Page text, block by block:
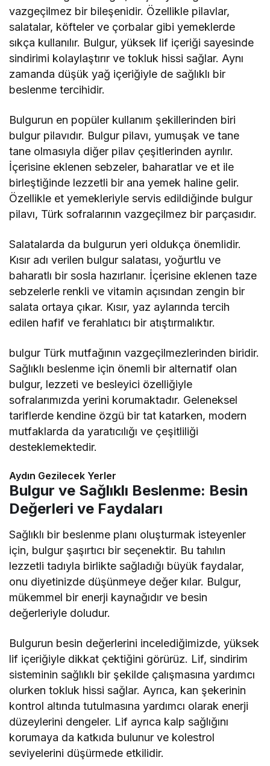
vazgeçilmez bir bileşenidir. Özellikle pilavlar,
salatalar, köfteler ve çorbalar gibi yemeklerde
sıkça kullanılır. Bulgur, yüksek lif içeriği sayesinde
sindirimi kolaylaştırır ve tokluk hissi sağlar. Aynı
zamanda düşük yağ içeriğiyle de sağlıklı bir
beslenme tercihidir.
Bulgurun en popüler kullanım şekillerinden biri
bulgur pilavıdır. Bulgur pilavı, yumuşak ve tane
tane olmasıyla diğer pilav çeşitlerinden ayrılır.
İçerisine eklenen sebzeler, baharatlar ve et ile
birleştiğinde lezzetli bir ana yemek haline gelir.
Özellikle et yemekleriyle servis edildiğinde bulgur
pilavı, Türk sofralarının vazgeçilmez bir parçasıdır.
Salatalarda da bulgurun yeri oldukça önemlidir.
Kısır adı verilen bulgur salatası, yoğurtlu ve
baharatlı bir sosla hazırlanır. İçerisine eklenen taze
sebzelerle renkli ve vitamin açısından zengin bir
salata ortaya çıkar. Kısır, yaz aylarında tercih
edilen hafif ve ferahlatıcı bir atıştırmalıktır.
bulgur Türk mutfağının vazgeçilmezlerinden biridir.
Sağlıklı beslenme için önemli bir alternatif olan
bulgur, lezzeti ve besleyici özelliğiyle
sofralarımızda yerini korumaktadır. Geleneksel
tariflerde kendine özgü bir tat katarken, modern
mutfaklarda da yaratıcılığı ve çeşitliliği
desteklemektedir.
Aydın Gezilecek Yerler
Bulgur ve Sağlıklı Beslenme: Besin
Değerleri ve Faydaları
Sağlıklı bir beslenme planı oluşturmak isteyenler
için, bulgur şaşırtıcı bir seçenektir. Bu tahılın
lezzetli tadıyla birlikte sağladığı büyük faydalar,
onu diyetinizde düşünmeye değer kılar. Bulgur,
mükemmel bir enerji kaynağıdır ve besin
değerleriyle doludur.
Bulgurun besin değerlerini incelediğimizde, yüksek
lif içeriğiyle dikkat çektiğini görürüz. Lif, sindirim
sisteminin sağlıklı bir şekilde çalışmasına yardımcı
olurken tokluk hissi sağlar. Ayrıca, kan şekerinin
kontrol altında tutulmasına yardımcı olarak enerji
düzeylerini dengeler. Lif ayrıca kalp sağlığını
korumaya da katkıda bulunur ve kolestrol
seviyelerini düşürmede etkilidir.